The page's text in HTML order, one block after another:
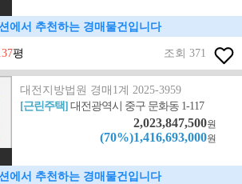
에서 추천하는 경매물건입니다
평 조회 371
대전지방법원 경매1계 2025-3959
[근린주택]대전광역시 중구 문화동 1-117
2,023,847,500원
(70%)1,416,693,000원
에서 추천하는 경매물건입니다